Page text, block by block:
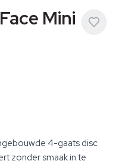
Mini
4-gaats disc
zonder smaak in te